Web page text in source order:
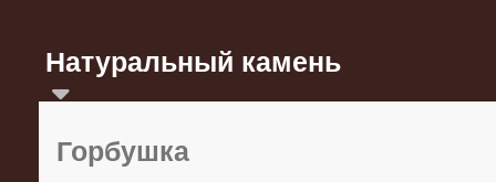
Натуральный камень
Горбушка